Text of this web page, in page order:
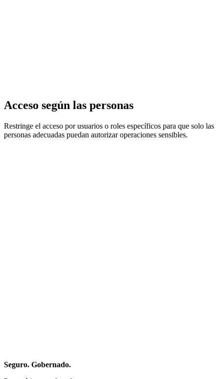
Acceso según las personas
Restringe el acceso por usuarios o roles específicos para que solo las
personas adecuadas puedan autorizar operaciones sensibles.
Seguro. Gobernado.